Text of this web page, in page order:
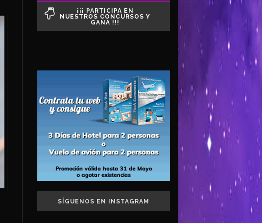
¡¡¡ PARTICIPA EN
NUESTROS CONCURSOS Y
GANA !!!
SÍGUENOS EN INSTAGRAM